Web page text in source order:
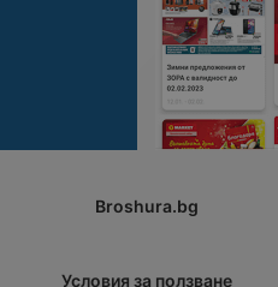
Broshura.bg
Условия за ползване